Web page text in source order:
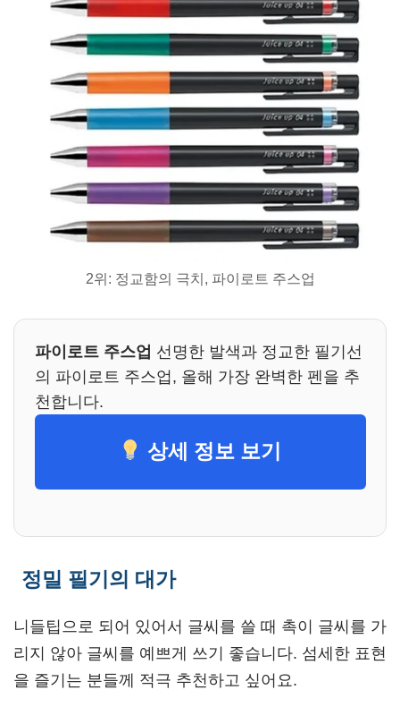
2위: 정교함의 극치, 파이로트 주스업
파이로트 주스업 선명한 발색과 정교한 필기선
의 파이로트 주스업, 올해 가장 완벽한 펜을 추
천합니다.
상세 정보 보기
정밀 필기의 대가
니들팁으로 되어 있어서 글씨를 쓸 때 촉이 글씨를 가
리지 않아 글씨를 예쁘게 쓰기 좋습니다. 섬세한 표현
을 즐기는 분들께 적극 추천하고 싶어요.